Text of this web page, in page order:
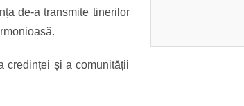
de-a transmite tinerilor
credinței și a comunității